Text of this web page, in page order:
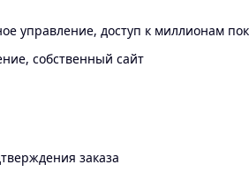
управление, доступ к миллионам
собственный сайт
заказа